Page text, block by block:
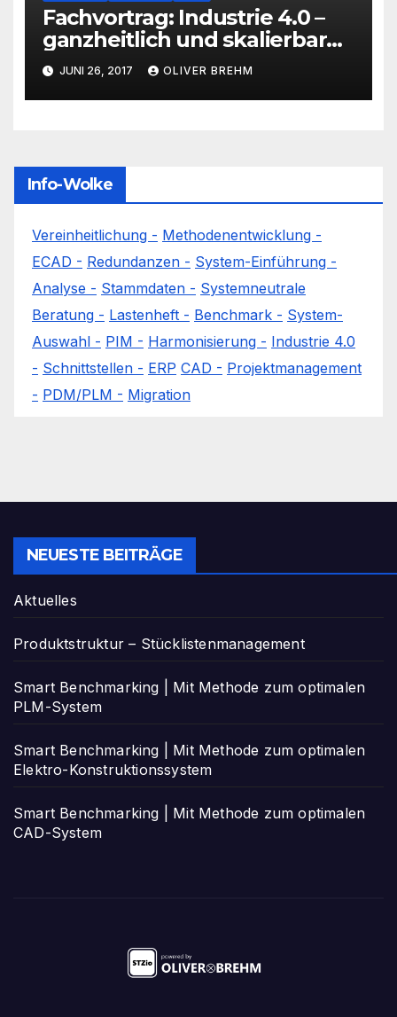
Fachvortrag: Industrie 4.0 –
ganzheitlich und skalierbar
für Ihr Unternehmen –
Karlsruhe
JUNI 26, 2017 OLIVER BREHM
Info-Wolke
Vereinheitlichung - Methodenentwicklung -
ECAD - Redundanzen - System-Einführung -
Analyse - Stammdaten - Systemneutrale
Beratung - Lastenheft - Benchmark - System-
Auswahl - PIM - Harmonisierung - Industrie 4.0
- Schnittstellen - ERP CAD - Projektmanagement
- PDM/PLM - Migration
NEUESTE BEITRÄGE
Aktuelles
Produktstruktur – Stücklistenmanagement
Smart Benchmarking | Mit Methode zum optimalen
PLM-System
Smart Benchmarking | Mit Methode zum optimalen
Elektro-Konstruktionssystem
Smart Benchmarking | Mit Methode zum optimalen
CAD-System